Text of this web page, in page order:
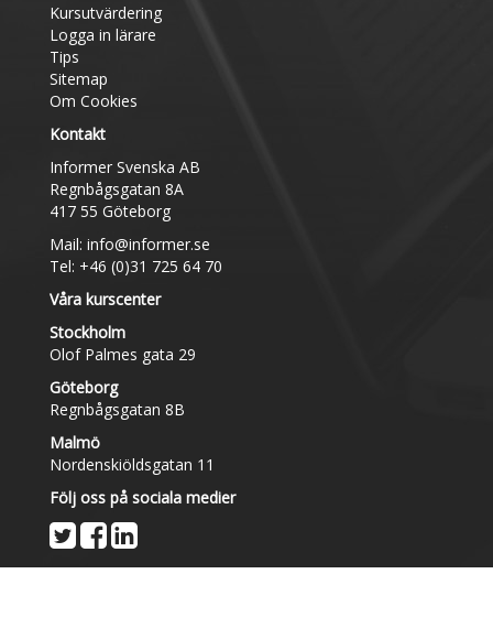
Kursutvärdering
Logga in lärare
Tips
Sitemap
Om Cookies
Kontakt
Informer Svenska AB
Regnbågsgatan 8A
417 55 Göteborg
Mail: info@informer.se
Tel: +46 (0)31 725 64 70
Våra kurscenter
Stockholm
Olof Palmes gata 29
Göteborg
Regnbågsgatan 8B
Malmö
Nordenskiöldsgatan 11
Följ oss på sociala medier